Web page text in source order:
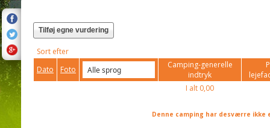
Tilføj egne vurdering
Sort efter
Dato
Foto
Camping-generelle
indtryk
I alt 0,00
Denne camping har desværre